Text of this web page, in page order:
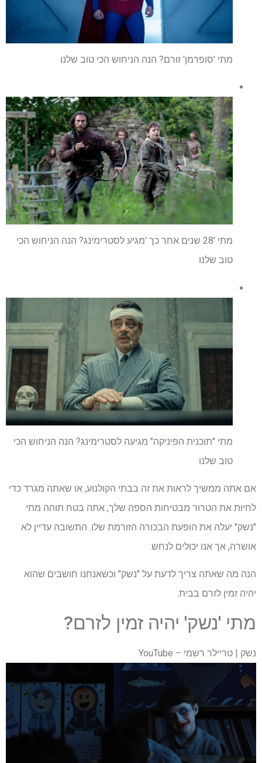
מתי 'סופרמן' זורם? הנה הניחוש הכי טוב שלנו
מתי '28 שנים אחר כך 'מגיע לסטרימינג? הנה הניחוש הכי
טוב שלנו
מתי "תוכנית הפיניקה" מגיעה לסטרימינג? הנה הניחוש הכי
טוב שלנו
אם אתה ממשיך לראות את זה בבתי הקולנוע, או שאתה מגרד כדי
לחיות את הטרור מבטיחות הספה שלך, אתה בטח תוהה מתי
"נשק" יעלה את הופעת הבכורה הזורמת שלו. התשובה עדיין לא
אושרה, אך אנו יכולים לנחש.
הנה מה שאתה צריך לדעת על "נשק" וכשאנחנו חושבים שהוא
יהיה זמין לזרם בבית.
מתי 'נשק' יהיה זמין לזרם?
נשק | טריילר רשמי – YouTube